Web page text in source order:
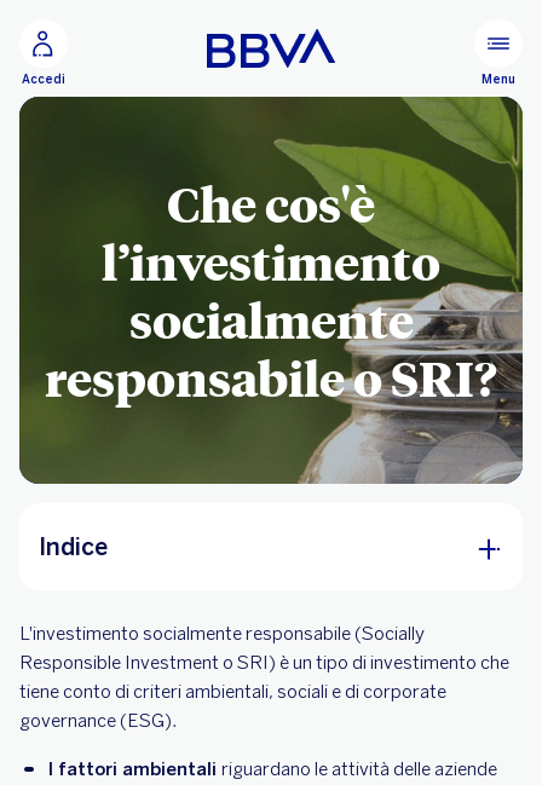
Configurare
Accedi Menu
Che cos'è
l’investimento
socialmente
responsabile o SRI?
Indice
costruzione di un mondo più sostenibile?
Investi con BBVA
L'investimento socialmente responsabile (Socially
Responsible Investment o SRI) è un tipo di investimento che
tiene conto di criteri ambientali, sociali e di corporate
governance (ESG).
I fattori ambientali riguardano le attività delle aziende